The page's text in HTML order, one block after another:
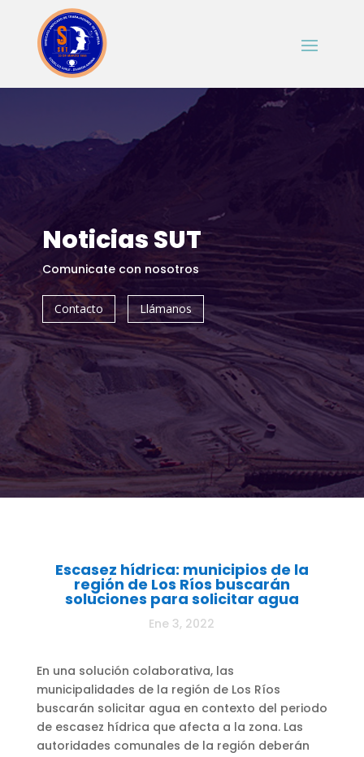
Noticias SUT
Comunicate con nosotros
Contacto Llámanos
Escasez hídrica: municipios de la
región de Los Ríos buscarán
soluciones para solicitar agua
Ene 3, 2022
En una solución colaborativa, las
municipalidades de la región de Los Ríos
buscarán solicitar agua en contexto del periodo
de escasez hídrica que afecta a la zona. Las
autoridades comunales de la región deberán